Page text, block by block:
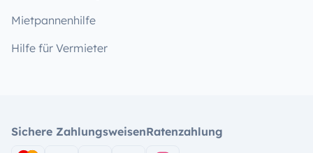
Mietpannenhilfe
Hilfe für Vermieter
Sichere ZahlungsweisenRatenzahlung